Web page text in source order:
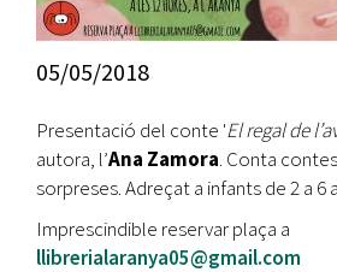
05/05/2018
Presentació del conte 'El regal de
autora, l’Ana Zamora. Conta
sorpreses. Adreçat a infants de 2 a 6
Imprescindible reservar plaça a
llibrerialaranya05@gmail.com